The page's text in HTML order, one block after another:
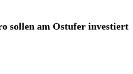
sollen am Ostufer investiert